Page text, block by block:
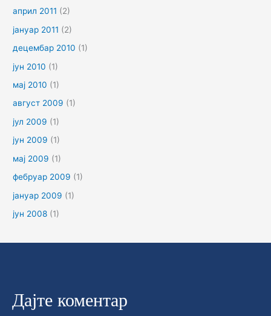
април 2011 (2)
јануар 2011 (2)
децембар 2010 (1)
јун 2010 (1)
мај 2010 (1)
август 2009 (1)
јул 2009 (1)
јун 2009 (1)
мај 2009 (1)
фебруар 2009 (1)
јануар 2009 (1)
јун 2008 (1)
Дајте коментар